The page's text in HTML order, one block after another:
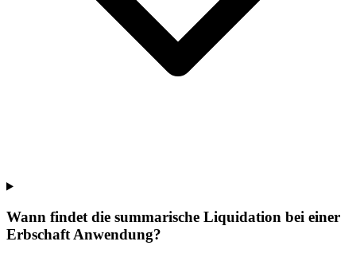
Wann findet die summarische Liquidation bei einer
Erbschaft Anwendung?